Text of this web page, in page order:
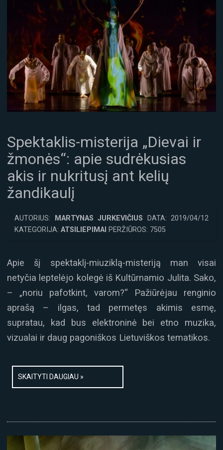
Spektaklis-misterija „Dievai ir
žmonės“: apie sudrėkusias
akis ir nukritusį ant kelių
žandikaulį
AUTORIUS: MARTYNAS JURKEVIČIUS DATA: 2019/04/12
KATEGORIJA: ATSILIEPIMAI PERŽIŪROS: 7505
Apie šį spektaklį-miuziklą-misteriją man visai
netyčia leptelėjo kolegė iš Kultūrnamio Julita. Sako,
– „noriu pafotkint, varom?“ Pažiūrėjau renginio
aprašą – ilgas, tad permetęs akimis esmę,
supratau, kad bus elektroninė bei etno muzika,
vizualai ir daug pagoniškos Lietuviškos tematikos.
SKAITYTI DAUGIAU »